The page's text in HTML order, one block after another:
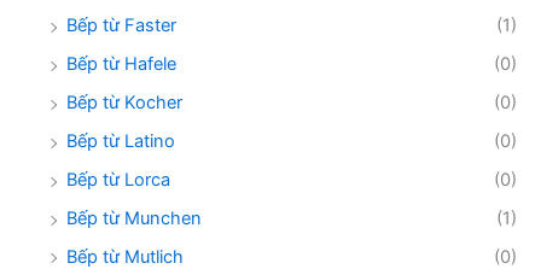
Bếp từ Faster
(1)
Bếp từ Hafele
(0)
Bếp từ Kocher
(0)
Bếp từ Latino
(0)
Bếp từ Lorca
(0)
Bếp từ Munchen
(1)
Bếp từ Mutlich
(0)